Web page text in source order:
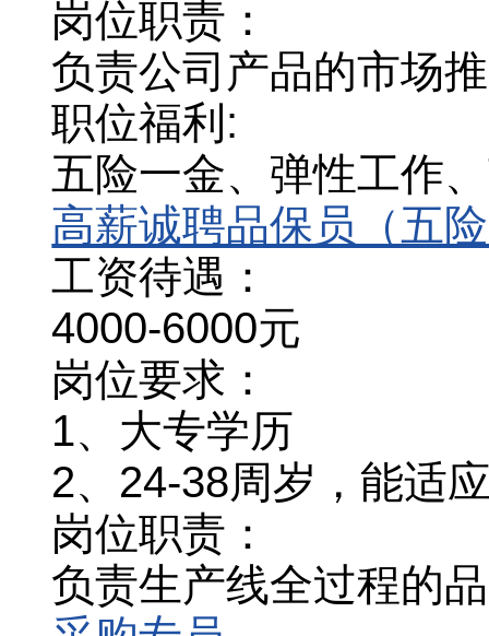
岗位职责：
负责公司产品的市场
职位福利:
五险一金、弹性工作
高薪诚聘品保员（五
工资待遇：
4000-6000元
岗位要求：
1、大专学历
2、24-38周岁，能适
岗位职责：
负责生产线全过程的